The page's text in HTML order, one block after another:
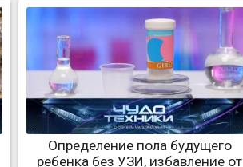
Определение пола будущего
ребенка без УЗИ, избавление от